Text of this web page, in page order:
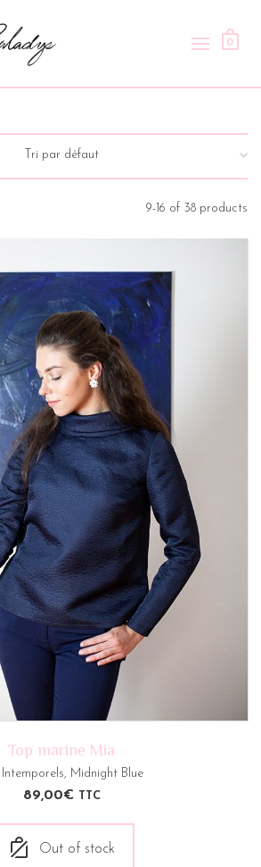
0
9-16 of 38 products
Top marine Mia
Intemporels, Midnight Blue
89,00€ TTC
Out of stock